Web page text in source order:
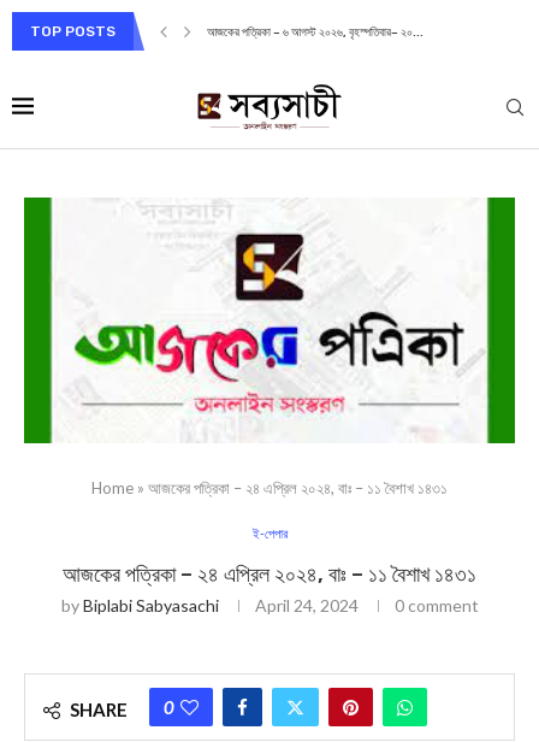
TOP POSTS আজকের পত্রিকা – ৬ আগস্ট ২০২৬, বৃহস্পতিবার– ২০...
Home » আজকের পত্রিকা – ২৪ এপ্রিল ২০২৪, বাঃ – ১১ বৈশাখ ১৪৩১
ই-পেপার
আজকের পত্রিকা – ২৪ এপ্রিল ২০২৪, বাঃ – ১১ বৈশাখ ১৪৩১
byBiplabi Sabyasachi April 24, 2024 0 comment
SHARE 0